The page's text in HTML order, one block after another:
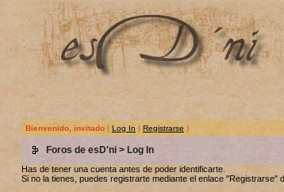
Bienvenido, invitado( Log In | Registrarse )
Foros de esD'ni> Log In
Has de tener una cuenta antes de poder identificarte.
Si no la tienes, puedes registrarte mediante el enlace "Registrarse"